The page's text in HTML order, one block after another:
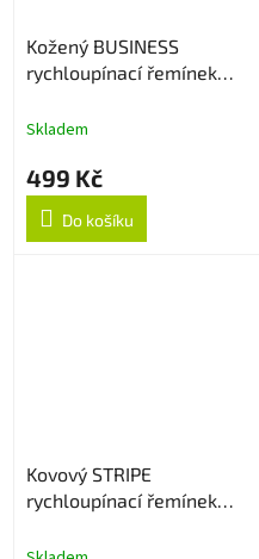
Kožený BUSINESS
rychloupínací řemínek
Skladem
499 Kč
Do košíku
Kovový STRIPE
rychloupínací řemínek